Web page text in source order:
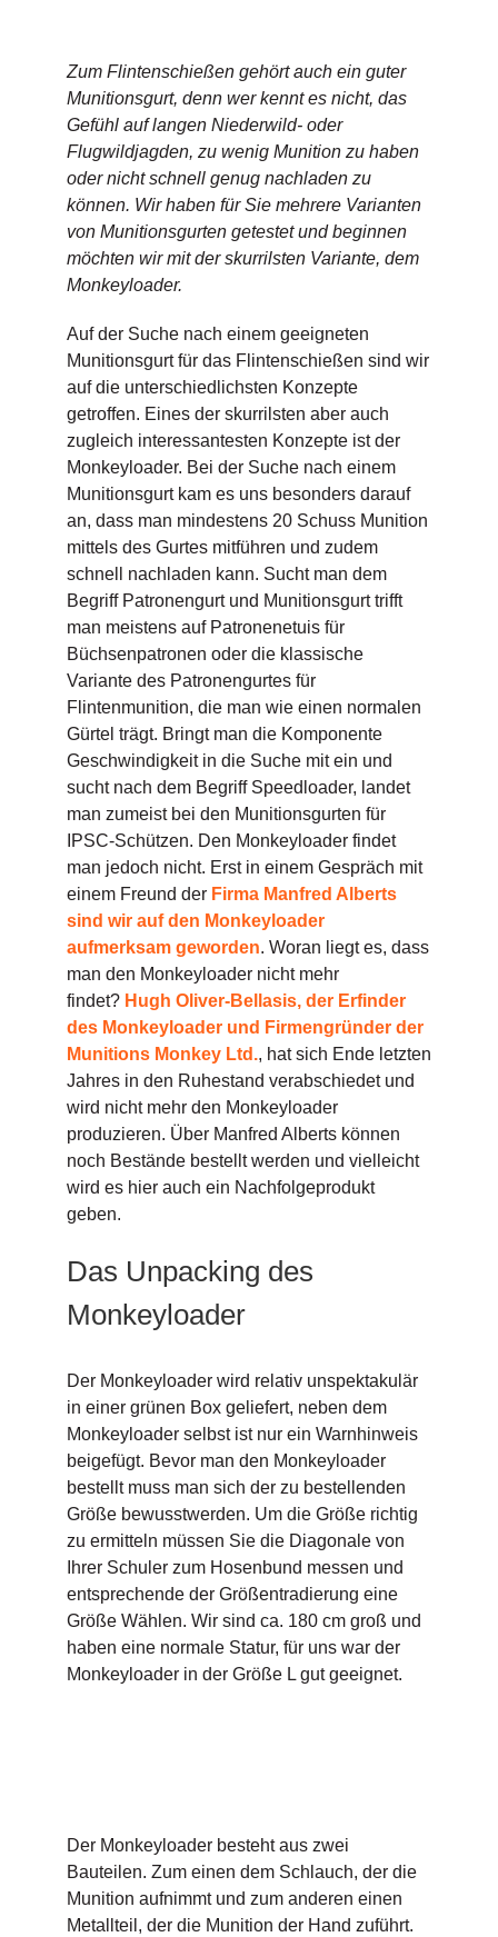
Zum Flintenschießen gehört auch ein guter
Munitionsgurt, denn wer kennt es nicht, das
Gefühl auf langen Niederwild- oder
Flugwildjagden, zu wenig Munition zu haben
oder nicht schnell genug nachladen zu
können. Wir haben für Sie mehrere Varianten
von Munitionsgurten getestet und beginnen
möchten wir mit der skurrilsten Variante, dem
Monkeyloader.
Auf der Suche nach einem geeigneten
Munitionsgurt für das Flintenschießen sind wir
auf die unterschiedlichsten Konzepte
getroffen. Eines der skurrilsten aber auch
zugleich interessantesten Konzepte ist der
Monkeyloader. Bei der Suche nach einem
Munitionsgurt kam es uns besonders darauf
an, dass man mindestens 20 Schuss Munition
mittels des Gurtes mitführen und zudem
schnell nachladen kann. Sucht man dem
Begriff Patronengurt und Munitionsgurt trifft
man meistens auf Patronenetuis für
Büchsenpatronen oder die klassische
Variante des Patronengurtes für
Flintenmunition, die man wie einen normalen
Gürtel trägt. Bringt man die Komponente
Geschwindigkeit in die Suche mit ein und
sucht nach dem Begriff Speedloader, landet
man zumeist bei den Munitionsgurten für
IPSC-Schützen. Den Monkeyloader findet
man jedoch nicht. Erst in einem Gespräch mit
einem Freund der Firma Manfred Alberts
sind wir auf den Monkeyloader
aufmerksam geworden. Woran liegt es, dass
man den Monkeyloader nicht mehr
findet? Hugh Oliver-Bellasis, der Erfinder
des Monkeyloader und Firmengründer der
Munitions Monkey Ltd., hat sich Ende letzten
Jahres in den Ruhestand verabschiedet und
wird nicht mehr den Monkeyloader
produzieren. Über Manfred Alberts können
noch Bestände bestellt werden und vielleicht
wird es hier auch ein Nachfolgeprodukt
geben.
Das Unpacking des
Monkeyloader
Der Monkeyloader wird relativ unspektakulär
in einer grünen Box geliefert, neben dem
Monkeyloader selbst ist nur ein Warnhinweis
beigefügt. Bevor man den Monkeyloader
bestellt muss man sich der zu bestellenden
Größe bewusstwerden. Um die Größe richtig
zu ermitteln müssen Sie die Diagonale von
Ihrer Schuler zum Hosenbund messen und
entsprechende der Größentradierung eine
Größe Wählen. Wir sind ca. 180 cm groß und
haben eine normale Statur, für uns war der
Monkeyloader in der Größe L gut geeignet.
Der Monkeyloader besteht aus zwei
Bauteilen. Zum einen dem Schlauch, der die
Munition aufnimmt und zum anderen einen
Metallteil, der die Munition der Hand zuführt.